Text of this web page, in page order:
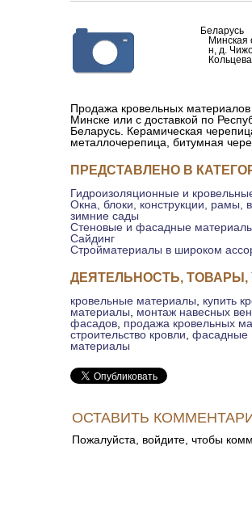
Беларусь
Минская
н, д.
Продажа кровельных материалов
Минске или с доставкой по
Беларусь. Керамическая
металлочерепица, битумная
ПРЕДСТАВЛЕНО В
Гидроизоляционные и
Окна, блоки, конструкции, рамы,
зимние сады
Стеновые и фасадные
Сайдинг
Стройматериалы в широком
ДЕЯТЕЛЬНОСТЬ, ТОВАРЫ,
кровельные материалы
купить
материалы
монтаж навесных
фасадов продажа кровельных
строительство кровли фасадные
материалы
ОСТАВИТЬ
Пожалуйста, войдите, чтобы